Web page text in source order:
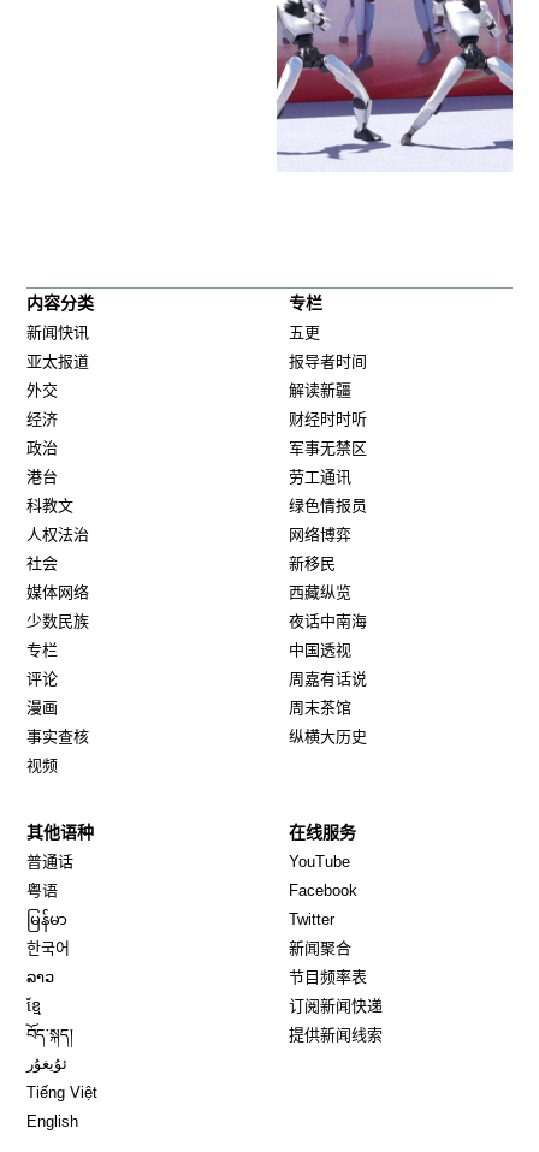
内容分类
新闻快讯
亚太报道
外交
经济
政治
港台
科教文
人权法治
社会
媒体网络
少数民族
专栏
评论
漫画
事实查核
视频
专栏
五更
报导者时间
解读新疆
财经时时听
军事无禁区
劳工通讯
绿色情报员
网络博弈
新移民
西藏纵览
夜话中南海
中国透视
周嘉有话说
周末茶馆
纵横大历史
其他语种
普通话
粤语
မြန်မာ
한국어
ລາວ
ខ្មែ
བོད་སྐད།
ئۇيغۇر
Tiếng Việt
English
在线服务
YouTube
Facebook
TwitterOpens in new window
新闻聚合
节目频率表
订阅新闻快递
提供新闻线索